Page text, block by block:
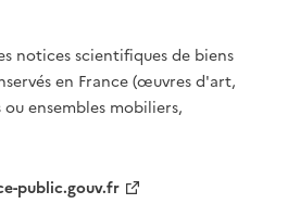
notices scientifiques de biens
en France (œuvres d'art,
ensembles mobiliers,
public.gouv.fr